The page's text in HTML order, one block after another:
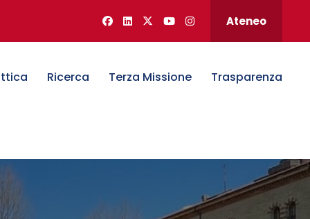
Ateneo
Ricerca Terza Missione Trasparenza